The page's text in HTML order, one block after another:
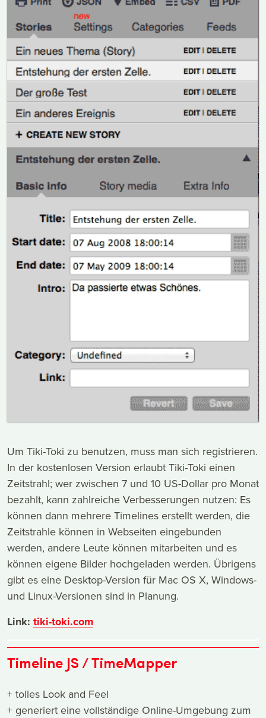
Um Tiki-Toki zu benutzen, muss man sich registrieren.
In der kostenlosen Version erlaubt Tiki-Toki einen
Zeitstrahl; wer zwischen 7 und 10 US-Dollar pro Monat
bezahlt, kann zahlreiche Verbesserungen nutzen: Es
können dann mehrere Timelines erstellt werden, die
Zeitstrahle können in Webseiten eingebunden
werden, andere Leute können mitarbeiten und es
können eigene Bilder hochgeladen werden. Übrigens
gibt es eine Desktop-Version für Mac OS X, Windows-
und Linux-Versionen sind in Planung.
Link: tiki-toki.com
Timeline JS / TimeMapper
+ tolles Look and Feel
+ generiert eine vollständige Online-Umgebung zum